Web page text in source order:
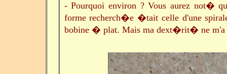
- Pourquoi environ ? Vous aurez not�
forme recherch�e �tait celle d'une
bobine � plat. Mais ma dext�rit� ne m'a